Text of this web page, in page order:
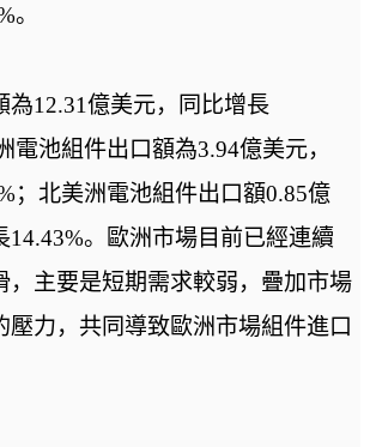
。
為12.31億美元，同比增長
電池組件出口額為3.94億美元，
；北美洲電池組件出口額0.85億
14.43%。歐洲市場目前已經連續
，主要是短期需求較弱，疊加市場
壓力，共同導致歐洲市場組件進口